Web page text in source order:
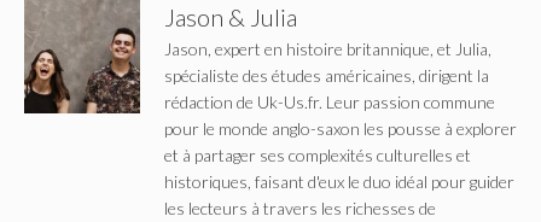
Jason & Julia
Jason, expert en histoire britannique, et Julia,
spécialiste des études américaines, dirigent la
rédaction de Uk-Us.fr. Leur passion commune
pour le monde anglo-saxon les pousse à explorer
et à partager ses complexités culturelles et
historiques, faisant d'eux le duo idéal pour guider
les lecteurs à travers les richesses de